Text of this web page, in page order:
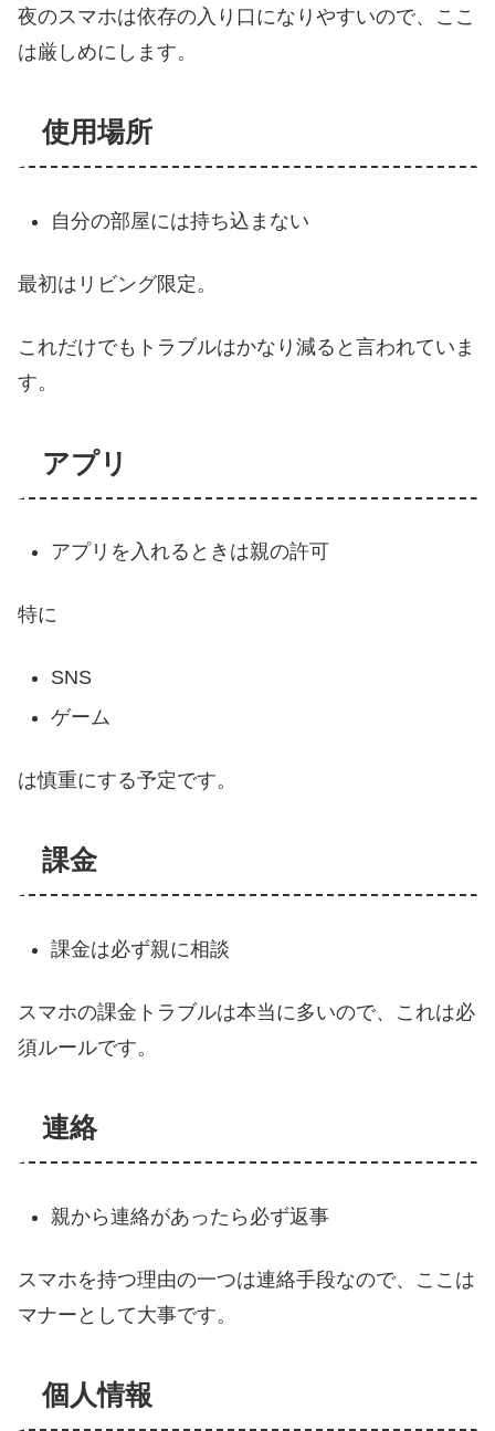
夜のスマホは依存の入り口になりやすいので、ここ
は厳しめにします。
使用場所
自分の部屋には持ち込まない
最初はリビング限定。
これだけでもトラブルはかなり減ると言われていま
す。
アプリ
アプリを入れるときは親の許可
特に
SNS
ゲーム
は慎重にする予定です。
課金
課金は必ず親に相談
スマホの課金トラブルは本当に多いので、これは必
須ルールです。
連絡
親から連絡があったら必ず返事
スマホを持つ理由の一つは連絡手段なので、ここは
マナーとして大事です。
個人情報